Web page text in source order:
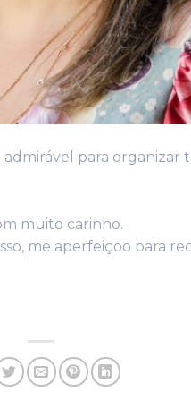
para organizar
muito carinho.
me aperfeiçoo para